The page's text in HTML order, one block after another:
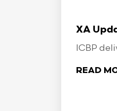
XA
ICBP
READ